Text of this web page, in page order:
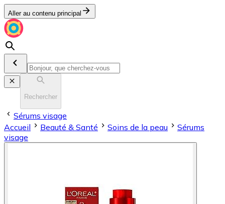
Aller au contenu principal
Rechercher
Sérums visage
Accueil
Beauté & Santé Soins de la peau
Sérums
visage